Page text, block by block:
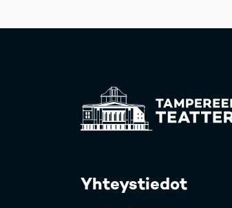
Yhteystiedot